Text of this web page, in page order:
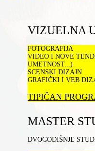
VIZUELNA
FOTOGRAFIJA
VIDEO I NOVE
UMETNOST...)
SCENSKI DIZAJN
GRAFIČKI I VEB
TIPIČAN
MASTER
DVOGODIŠNJE